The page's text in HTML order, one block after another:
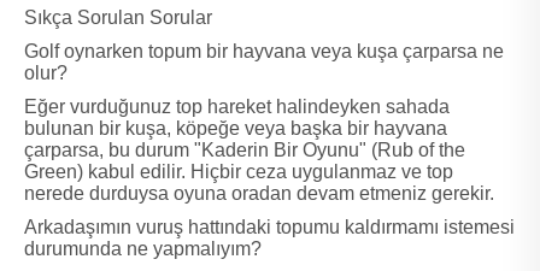
Sıkça Sorulan Sorular
Golf oynarken topum bir hayvana veya kuşa çarparsa ne
olur?
Eğer vurduğunuz top hareket halindeyken sahada
bulunan bir kuşa, köpeğe veya başka bir hayvana
çarparsa, bu durum "Kaderin Bir Oyunu" (Rub of the
Green) kabul edilir. Hiçbir ceza uygulanmaz ve top
nerede durduysa oyuna oradan devam etmeniz gerekir.
Arkadaşımın vuruş hattındaki topumu kaldırmamı istemesi
durumunda ne yapmalıyım?